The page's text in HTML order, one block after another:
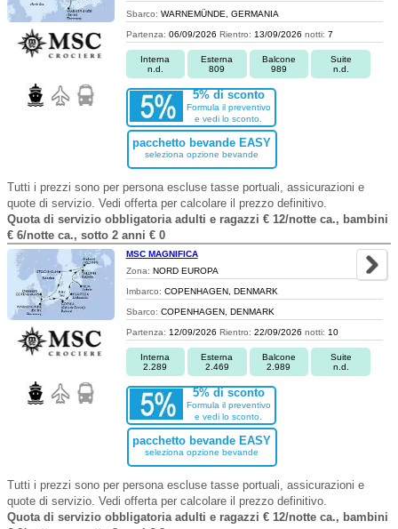
Sbarco: WARNEMÜNDE, GERMANIA
Partenza: 06/09/2026 Rientro: 13/09/2026 notti: 7
Interna
n.d.
Esterna
809
Balcone
989
Suite
n.d.
5% di sconto
Formula il preventivo
e vedi lo sconto.
pacchetto bevande EASY
seleziona opzione bevande
Tutti i prezzi sono per persona escluse tasse portuali, assicurazioni e
quote di servizio. Vedi offerta per calcolare il prezzo definitivo.
Quota di servizio obbligatoria adulti e ragazzi € 12/notte ca., bambini
€ 6/notte ca., sotto 2 anni € 0
MSC MAGNIFICA
Zona: NORD EUROPA
Imbarco: COPENHAGEN, DENMARK
Sbarco: COPENHAGEN, DENMARK
Partenza: 12/09/2026 Rientro: 22/09/2026 notti: 10
Interna
2.289
Esterna
2.469
Balcone
2.989
Suite
n.d.
5% di sconto
Formula il preventivo
e vedi lo sconto.
pacchetto bevande EASY
seleziona opzione bevande
Tutti i prezzi sono per persona escluse tasse portuali, assicurazioni e
quote di servizio. Vedi offerta per calcolare il prezzo definitivo.
Quota di servizio obbligatoria adulti e ragazzi € 12/notte ca., bambini